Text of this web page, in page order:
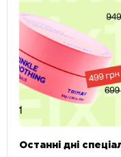
Останні дні